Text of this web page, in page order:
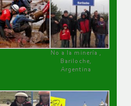
No a la minería ,
Bariloche,
Argentina